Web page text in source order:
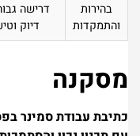
בהירות
והתמקדות
דרישה
דיוק
מסקנה
כתיבת עבודת סמינר